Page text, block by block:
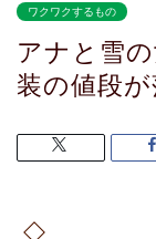
ワクワクするもの
アナと雪
装の値段が